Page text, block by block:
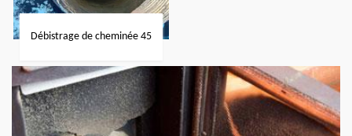
Débistrage de cheminée 45